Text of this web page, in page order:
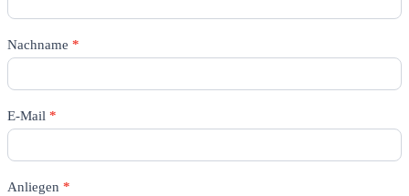
Vorsitz
Nachname *
E-Mail *
Anliegen *